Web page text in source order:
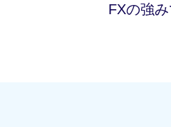
FXの強み